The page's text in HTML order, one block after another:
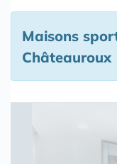
Maisons
Châteauroux